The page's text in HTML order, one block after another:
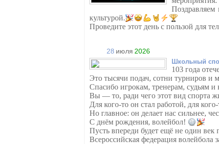
Поздравляем
культурой.
Проведите этот день с пользой для
28 июля 2026
Школьный
103 года
Это тысячи подач, сотни турниров
Спасибо игрокам, тренерам, судьям
Вы — то, ради чего этот вид спорта
Для кого-то он стал работой, для
Но главное: он делает нас сильнее,
С днём рождения, волейбол!
Пусть впереди будет ещё не один век
Всероссийская федерация